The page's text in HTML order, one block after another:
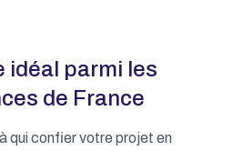
idéal parmi les
de France
qui confier votre projet en